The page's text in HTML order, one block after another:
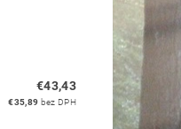
€43,43
€35,89 bez DPH